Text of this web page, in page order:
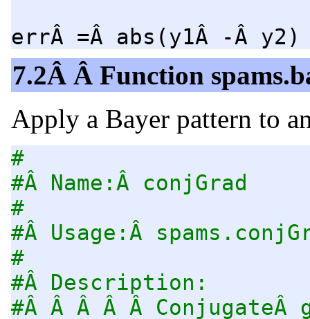
errÂ =Â abs(y1Â -Â y2)
7.2Â Â Function
Apply a Bayer pattern to
#
#Â Name:Â conjGrad
#
#Â Usage:Â
#
#Â Description:
#Â Â Â Â Â